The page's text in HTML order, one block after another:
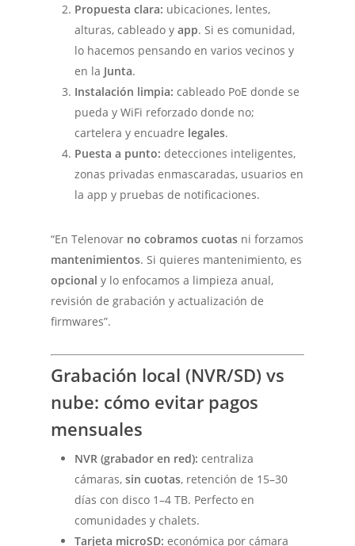
Propuesta clara: ubicaciones, lentes,
alturas, cableado yapp. Si es comunidad,
lo hacemos pensando en varios vecinos y
en la Junta.
Instalación limpia: cableado PoE donde se
pueda y WiFi reforzado donde no;
cartelera y encuadre legales.
Puesta a punto: detecciones inteligentes,
zonas privadas enmascaradas, usuarios en
la app y pruebas de notificaciones.
“En Telenovar no cobramos cuotas ni forzamos
mantenimientos. Si quieres mantenimiento, es
opcional y lo enfocamos a limpieza anual,
revisión de grabación y actualización de
firmwares”.
Grabación local (NVR/SD) vs
nube: cómo evitar pagos
mensuales
NVR (grabador en red): centraliza
cámaras,sin cuotas, retención de 15–30
días con disco 1–4 TB. Perfecto en
comunidades y chalets.
Tarjeta microSD: económica por cámara